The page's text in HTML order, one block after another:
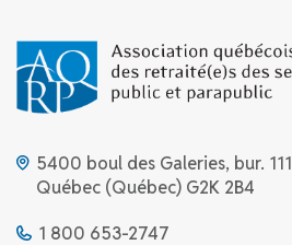
5400 boul des Galeries, bur. 111
Québec (Québec) G2K 2B4
1 800 653-2747